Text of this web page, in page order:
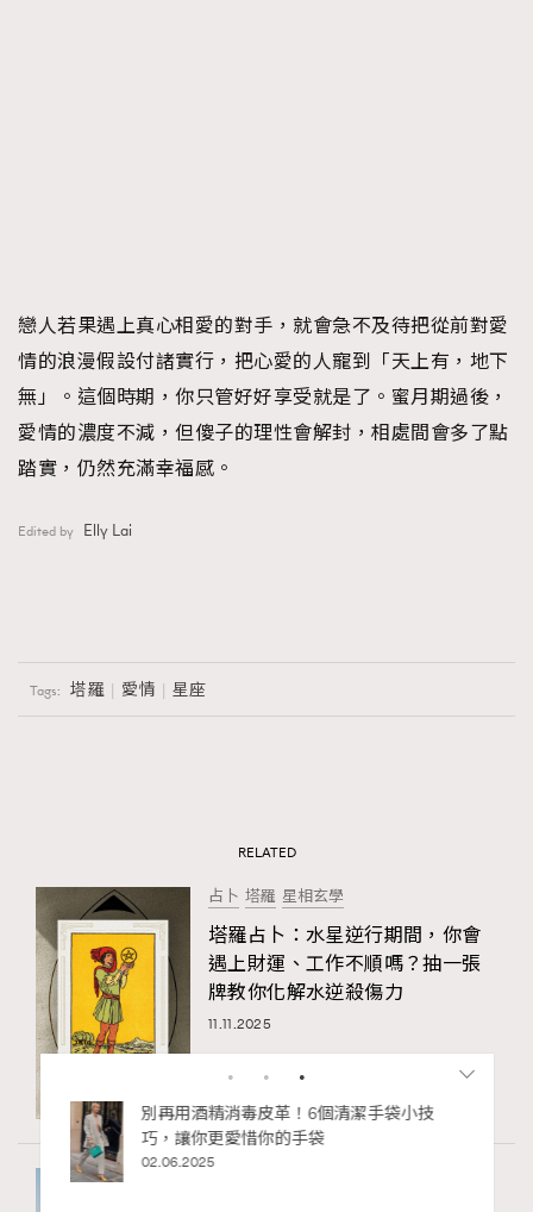
戀人若果遇上真心相愛的對手，就會急不及待把從前對愛
情的浪漫假設付諸實行，把心愛的人寵到「天上有，地下
無」。這個時期，你只管好好享受就是了。蜜月期過後，
愛情的濃度不減，但傻子的理性會解封，相處間會多了點
踏實，仍然充滿幸福感。
Edited by Elly Lai
Tags: 塔羅 愛情 星座
RELATED
占卜 塔羅 星相玄學
塔羅占卜：水星逆行期間，你會
遇上財運、工作不順嗎？抽一張
牌教你化解水逆殺傷力
11.11.2025
的顯
別再用酒精消毒皮革！6個清潔手袋小技
巧，讓你更愛惜你的手袋
02.06.2025